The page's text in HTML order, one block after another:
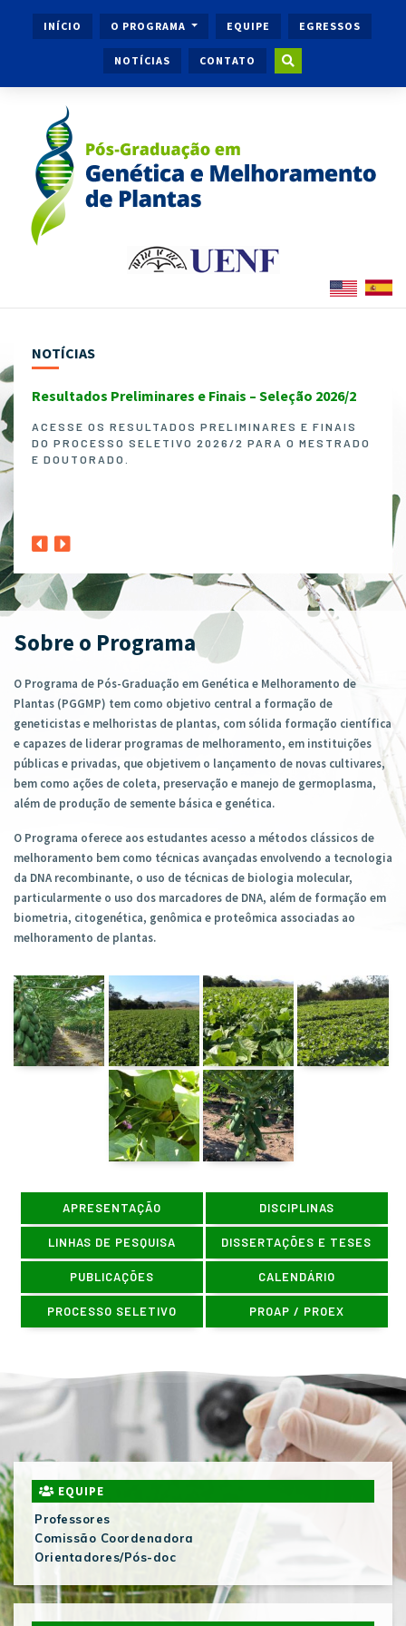
INÍCIO O PROGRAMA EQUIPE EGRESSOS
NOTÍCIAS CONTATO
NOTÍCIAS
Resultados Preliminares e Finais – Seleção 2026/2
ACESSE OS RESULTADOS PRELIMINARES E FINAIS
DO PROCESSO SELETIVO 2026/2 PARA O MESTRADO
E DOUTORADO.
1º
Sobre o Programa
O Programa de Pós-Graduação em Genética e Melhoramento de
Plantas (PGGMP) tem como objetivo central a formação de
geneticistas e melhoristas de plantas, com sólida formação científica
e capazes de liderar programas de melhoramento, em instituições
públicas e privadas, que objetivem o lançamento de novas cultivares,
bem como ações de coleta, preservação e manejo de germoplasma,
além de produção de semente básica e genética.
O Programa oferece aos estudantes acesso a métodos clássicos de
melhoramento bem como técnicas avançadas envolvendo a tecnologia
da DNA recombinante, o uso de técnicas de biologia molecular,
particularmente o uso dos marcadores de DNA, além de formação em
biometria, citogenética, genômica e proteômica associadas ao
melhoramento de plantas.
APRESENTAÇÃO DISCIPLINAS
LINHAS DE PESQUISA DISSERTAÇÕES E TESES
PUBLICAÇÕES CALENDÁRIO
PROCESSO SELETIVO PROAP / PROEX
EQUIPE
Professores
Comissão Coordenadora
Orientadores/Pós-doc